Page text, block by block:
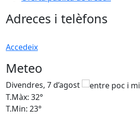
Adreces i telèfons
Accedeix
Meteo
Divendres, 7 d’agost
T.Màx: 32°
T.Min: 23°